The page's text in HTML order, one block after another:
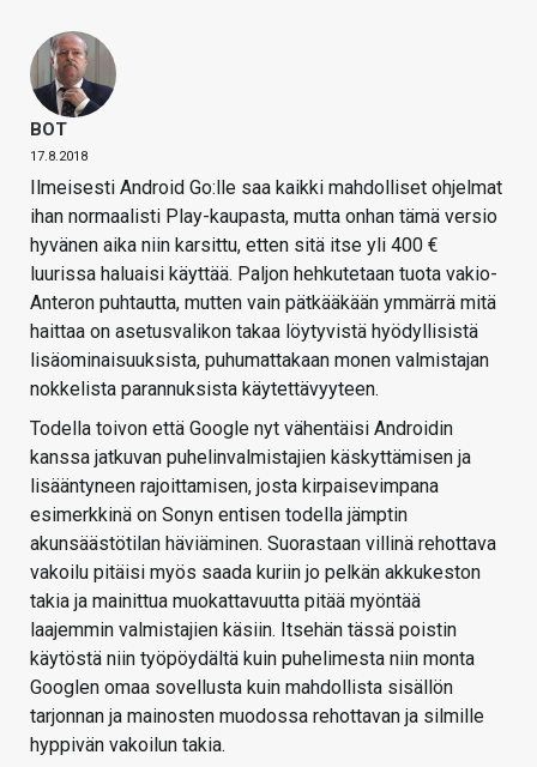
BOT
17.8.2018
Ilmeisesti Android Go:lle saa kaikki mahdolliset ohjelmat
ihan normaalisti Play-kaupasta, mutta onhan tämä versio
hyvänen aika niin karsittu, etten sitä itse yli 400 €
luurissa haluaisi käyttää. Paljon hehkutetaan tuota vakio-
Anteron puhtautta, mutten vain pätkääkään ymmärrä mitä
haittaa on asetusvalikon takaa löytyvistä hyödyllisistä
lisäominaisuuksista, puhumattakaan monen valmistajan
nokkelista parannuksista käytettävyyteen.
Todella toivon että Google nyt vähentäisi Androidin
kanssa jatkuvan puhelinvalmistajien käskyttämisen ja
lisääntyneen rajoittamisen, josta kirpaisevimpana
esimerkkinä on Sonyn entisen todella jämptin
akunsäästötilan häviäminen. Suorastaan villinä rehottava
vakoilu pitäisi myös saada kuriin jo pelkän akkukeston
takia ja mainittua muokattavuutta pitää myöntää
laajemmin valmistajien käsiin. Itsehän tässä poistin
käytöstä niin työpöydältä kuin puhelimesta niin monta
Googlen omaa sovellusta kuin mahdollista sisällön
tarjonnan ja mainosten muodossa rehottavan ja silmille
hyppivän vakoilun takia.